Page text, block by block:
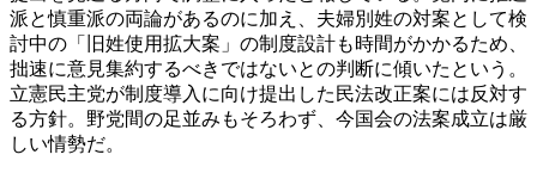
派と慎重派の両論があるのに加え、夫婦別姓の対案として検
討中の「旧姓使用拡大案」の制度設計も時間がかかるため、
拙速に意見集約するべきではないとの判断に傾いたという。
立憲民主党が制度導入に向け提出した民法改正案には反対す
る方針。野党間の足並みもそろわず、今国会の法案成立は厳
しい情勢だ。